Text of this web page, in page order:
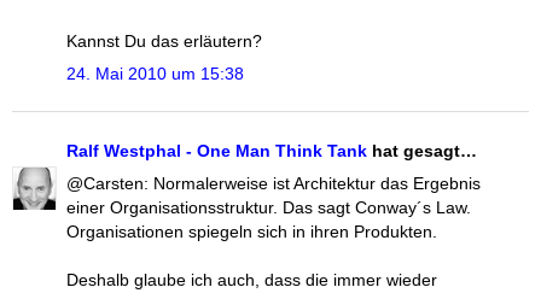
Kannst Du das erläutern?
24. Mai 2010 um 15:38
Ralf Westphal - One Man Think Tank hat gesagt…
@Carsten: Normalerweise ist Architektur das Ergebnis
einer Organisationsstruktur. Das sagt Conway´s Law.
Organisationen spiegeln sich in ihren Produkten.
Deshalb glaube ich auch, dass die immer wieder